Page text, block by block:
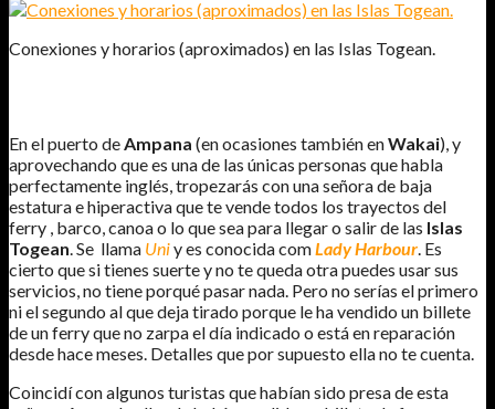
Conexiones y horarios (aproximados) en las Islas Togean.
En el puerto de Ampana (en ocasiones también enWakai), y
aprovechando que es una de las únicas personas que habla
perfectamente inglés, tropezarás con una señora de baja
estatura e hiperactiva que te vende todos los trayectos del
ferry , barco, canoa o lo que sea para llegar o salir de las Islas
Togean . Se llama Uniy es conocida comLady Harbour . Es
cierto que si tienes suerte y no te queda otra puedes usar sus
servicios, no tiene porqué pasar nada. Pero no serías el primero
ni el segundo al que deja tirado porque le ha vendido un billete
de un ferry que no zarpa el día indicado o está en reparación
desde hace meses. Detalles que por supuesto ella no te cuenta.
Coincidí con algunos turistas que habían sido presa de esta